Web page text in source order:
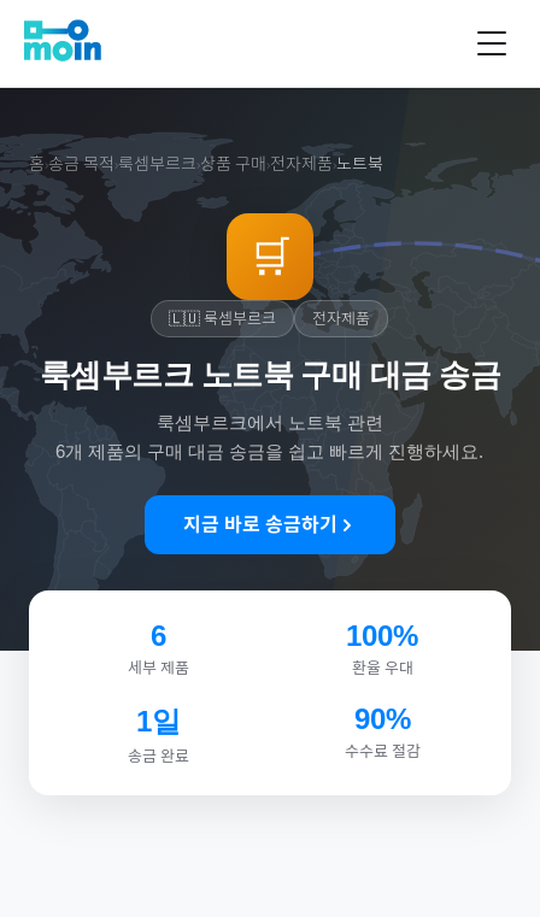
홈›송금 목적 ›룩셈부르크›상품 구매 ›전자제품›노트북
🛒
🇱🇺 룩셈부르크 전자제품
룩셈부르크 노트북 구매 대금 송금
룩셈부르크에서 노트북 관련
6개 제품의 구매 대금 송금을 쉽고 빠르게 진행하세요.
지금 바로 송금하기
6
세부 제품
100%
환율 우대
1일
송금 완료
90%
수수료 절감